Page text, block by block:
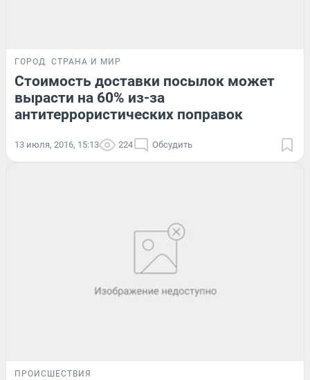
ГОРОД СТРАНА И МИР
Стоимость доставки посылок может
вырасти на 60% из-за
антитеррористических поправок
13 июля, 2016, 15:13 224 Обсудить
ПРОИСШЕСТВИЯ